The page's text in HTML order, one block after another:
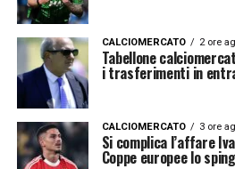
CALCIOMERCATO 2 ore
Tabellone
i trasferimenti in
CALCIOMERCATO 3 ore
Si complica l’affare
Coppe europee lo